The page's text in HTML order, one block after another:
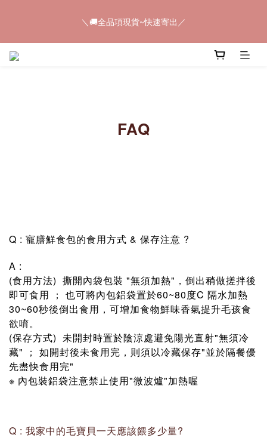
＼🚚全品項現貨~快速寄出／
24
4
3
2
5
4
3
9
8
7
1
0
6
5
4
4
3
2
4
3
2
FAQ
Q : 寵膳鮮食包的食用方式 & 保存注意 ?
A :
(食用方法) 撕開內袋包裝 "無須加熱"，倒出稍做搓拌後
即可食用 ； 也可將內包鋁袋置於60~80度C 隔水加熱
30~60秒後倒出食用，可增加食物鮮味香氣提升毛孩食
欲唷。
(保存方式) 未開封時置於陰涼處避免陽光直射"無須冷
藏" ； 如開封後未食用完，則須以冷藏保存"並於隔餐優
先盡快食用完"
※ 內包裝鋁袋注意禁止使用"微波爐"加熱喔
Q : 我家中的毛寶貝一天應該餵多少量?